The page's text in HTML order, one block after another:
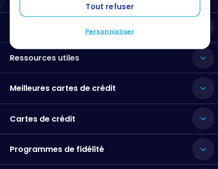
Tout refuser
Personnaliser
Ressources utiles
Meilleures cartes de crédit
Cartes de crédit
Programmes de fidélité